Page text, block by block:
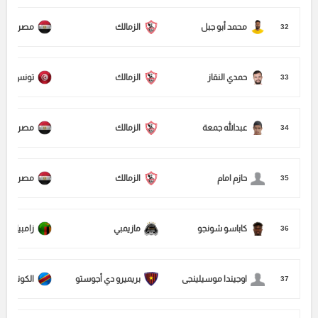
32 محمد أبو جبل الزمالك مصر
33 حمدي النقاز الزمالك تونس
34 عبدالله جمعة الزمالك مصر
35 حازم امام الزمالك مصر
36 كاباسو شونجو مازيمبي زامبيا
37 اوجيندا موسيلينجى بريميرو دي أجوستو الكونغو